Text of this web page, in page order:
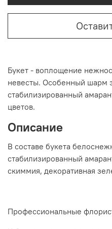
Букет - воплощение
невесты. Особенный шарм
стабилизированный
цветов.
Описание
В составе букета
стабилизированный
скиммия, декоративная
Профессиональные